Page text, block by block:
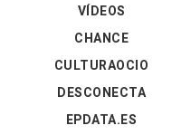
VÍDEOS
CHANCE
CULTURAOCIO
DESCONECTA
EPDATA.ES